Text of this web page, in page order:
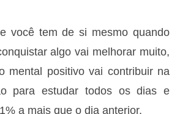
você tem de si mesmo quando
algo vai melhorar muito,
mental positivo vai contribuir na
para estudar todos os dias e
a mais que o dia anterior.